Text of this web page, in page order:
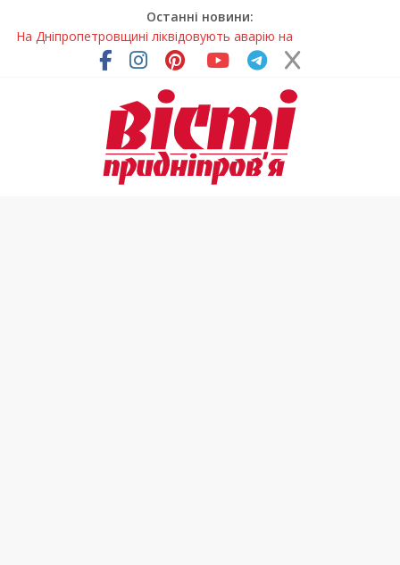
Останні новини:
На Дніпропетровщині ліквідовують аварію на
магістральному водогоні
Спортсменка з Кам’янського встановила рекорд
Дніпропетровщини з пауерліфтингу
Приховав майно та доходи: на Дніпропетровщині депутата
сільради визнали винним
На Дніпропетровщині зафіксували рясне цвітіння рідкісних
рослин (фото)